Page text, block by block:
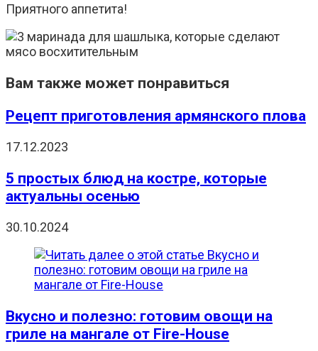
Приятного аппетита!
Вам также может понравиться
Рецепт приготовления армянского плова
17.12.2023
5 простых блюд на костре, которые
актуальны осенью
30.10.2024
Вкусно и полезно: готовим овощи на
гриле на мангале от Fire-House